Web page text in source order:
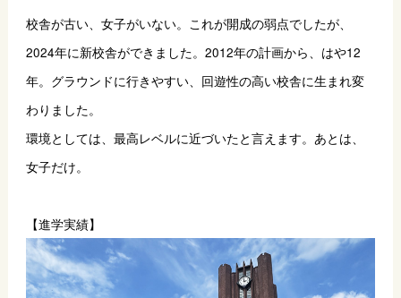
校舎が古い、女子がいない。これが開成の弱点でしたが、
2024年に新校舎ができました。2012年の計画から、はや12
年。グラウンドに行きやすい、回遊性の高い校舎に生まれ変
わりました。
環境としては、最高レベルに近づいたと言えます。あとは、
女子だけ。
【進学実績】